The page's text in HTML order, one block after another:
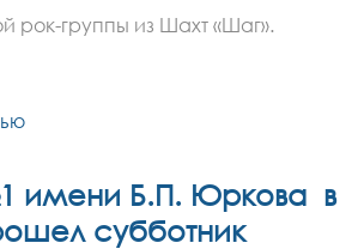
рок-группы из Шахт «Шаг».
имени Б.П. Юркова в
субботник